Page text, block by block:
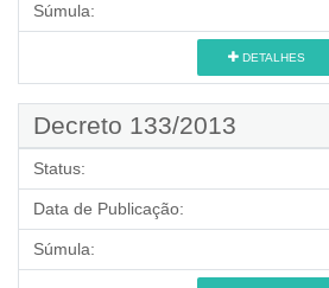
Súmula:
DETALHES
Decreto 133/2013
Status:
Data de Publicação:
Súmula: